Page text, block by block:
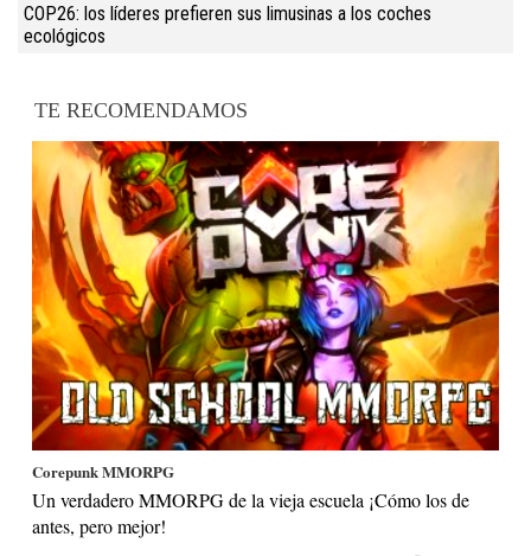
COP26: los líderes prefieren sus limusinas a los coches
ecológicos
TE RECOMENDAMOS
Corepunk MMORPG
Un verdadero MMORPG de la vieja escuela ¡Cómo los de
antes, pero mejor!